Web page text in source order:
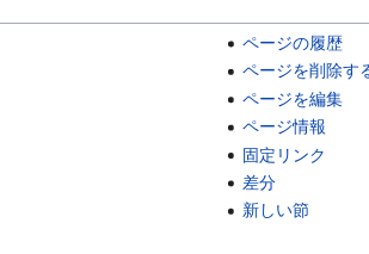
ページの履歴
ページを削除す
ページを編集
ページ情報
固定リンク
差分
新しい節